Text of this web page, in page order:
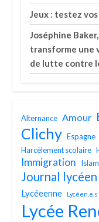
Jeux : testez
Joséphine
transforme une
de lutte contre
Alternance Amour
Clichy Espagne
Harcèlement scolaire
Immigration
Islam
Journal lycéen
Lycéeenne Lycéen.e.s
Lycée